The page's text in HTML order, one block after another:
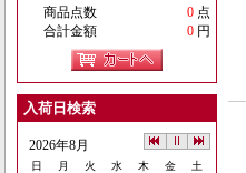
商品点数 0 点
合計金額
0 円
入荷日検索
2026年8月
日 月 火 水 木 金 土